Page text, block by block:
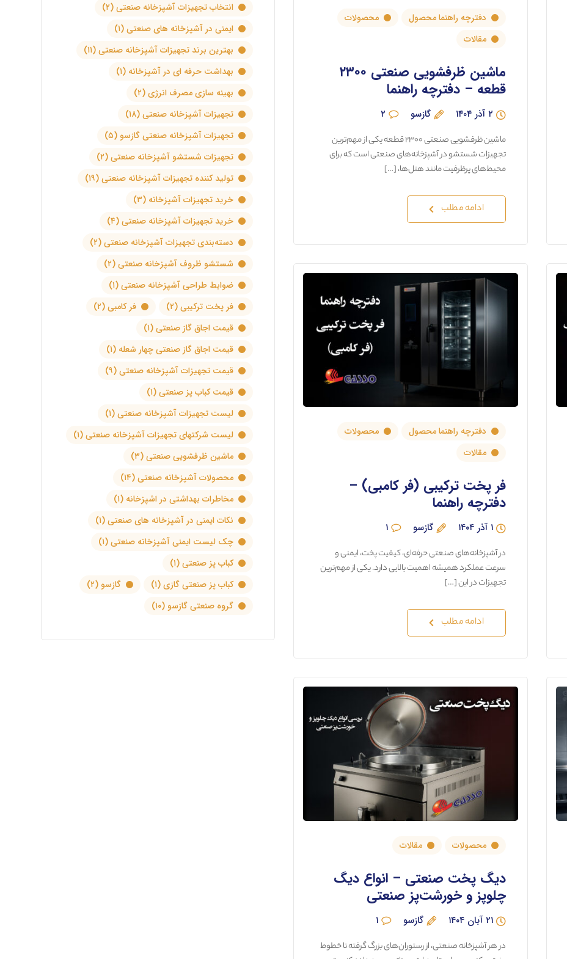
دفترچه راهنما محصول
محصولات
مقالات
ماشین ظرفشویی صنعتی ۲۳۰۰
قطعه – دفترچه راهنما
۲ آذر ۱۴۰۴ گازسو ۲
ماشین ظرفشویی صنعتی ۲۳۰۰ قطعه یکی از مهم‌ترین
تجهیزات شستشو در آشپزخانه‌های صنعتی است که برای
محیط‌های پرظرفیت مانند هتل‌ها، […]
ادامه مطلب
دفترچه راهنما محصول
محصولات
مقالات
فر پخت ترکیبی (فر کامبی) –
دفترچه راهنما
۱ آذر ۱۴۰۴ گازسو ۱
در آشپزخانه‌های صنعتی حرفه‌ای، کیفیت پخت، ایمنی و
سرعت عملکرد همیشه اهمیت بالایی دارد. یکی از مهم‌ترین
تجهیزات در این […]
ادامه مطلب
محصولات مقالات
دیگ پخت صنعتی – انواع دیگ
چلوپز و خورشت‌پز صنعتی
۲۱ آبان ۱۴۰۴ گازسو ۱
در هر آشپزخانه صنعتی، از رستوران‌های بزرگ گرفته تا خطوط
انتخاب تجهیزات آشپزخانه صنعتی(۲)
ایمنی در آشپزخانه های صنعتی(۱)
بهترین برند تجهیزات آشپزخانه صنعتی(۱۱)
بهداشت حرفه ای در آشپزخانه (۱)
بهینه سازی مصرف انرژی(۲)
تجهیزات آشپزخانه صنعتی(۱۸)
تجهیزات آشپزخانه صنعتی گازسو (۵)
تجهیزات شستشو آشپزخانه صنعتی(۲)
تولید کننده تجهیزات آشپزخانه صنعتی(۱۹)
خرید تجهیزات آشپزخانه (۳)
خرید تجهیزات آشپزخانه صنعتی(۴)
دسته‌بندی تجهیزات آشپزخانه صنعتی(۲)
شستشو ظروف آشپزخانه صنعتی(۲)
ضوابط طراحی آشپزخانه صنعتی(۱)
فر پخت ترکیبی(۲) فر کامبی(۲)
قیمت اجاق گاز صنعتی(۱)
قیمت اجاق گاز صنعتی چهار شعله (۱)
قیمت تجهیزات آشپزخانه صنعتی(۹)
قیمت کباب پز صنعتی(۱)
لیست تجهیزات آشپزخانه صنعتی(۱)
لیست شرکتهای تجهیزات آشپزخانه صنعتی(۱)
ماشین ظرفشویی صنعتی(۳)
محصولات آشپزخانه صنعتی(۱۴)
مخاطرات بهداشتی در اشپزخانه (۱)
نکات ایمنی در آشپزخانه های صنعتی(۱)
چک لیست ایمنی آشپزخانه صنعتی(۱)
کباب پز صنعتی(۱)
کباب پز صنعتی گازی(۱) گازسو (۲)
گروه صنعتی گازسو (۱۰)